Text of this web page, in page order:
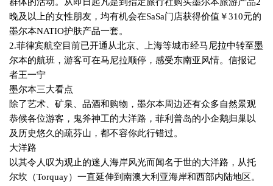
群体的活动。从即日起凡是到指定旅行社购买墨尔本旅游产品2
晚及以上的女性朋友，均有机会在SaSa门店获得价值￥310元的
墨尔本NATIO护肤产品一套。
2.菲律宾航空目前已开通从北京、上海等城市经马尼拉中转至墨
尔本的航班，游客可在马尼拉顺停，感受东南亚风情。信报记
者王一宁
墨尔本三大看点
除了艺术、矿泉、品酒和购物，墨尔本周边还有众多自然景观
恭候各位游客，鬼斧神工的大洋路，菲利普岛的小企鹅归巢以
及历史悠久的疏芬山，都不容你此行错过。
大洋路
以其令人叹为观止的迷人海岸风光而闻名于世的大洋路，从托
尔坎（Torquay）一直延伸到南澳大利亚海岸和西部内陆地区。